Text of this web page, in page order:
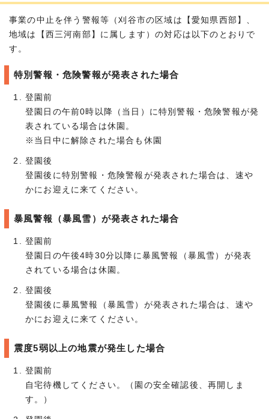
事業の中止を伴う警報等（刈谷市の区域は【愛知県西部】、
地域は【西三河南部】に属します）の対応は以下のとおりで
す。
特別警報・危険警報が発表された場合
登園前
登園日の午前0時以降（当日）に特別警報・危険警報が発
表されている場合は休園。
※当日中に解除された場合も休園
登園後
登園後に特別警報・危険警報が発表された場合は、速や
かにお迎えに来てください。
暴風警報（暴風雪）が発表された場合
登園前
登園日の午後4時30分以降に暴風警報（暴風雪）が発表
されている場合は休園。
登園後
登園後に暴風警報（暴風雪）が発表された場合は、速や
かにお迎えに来てください。
震度5弱以上の地震が発生した場合
登園前
自宅待機してください。（園の安全確認後、再開しま
す。）